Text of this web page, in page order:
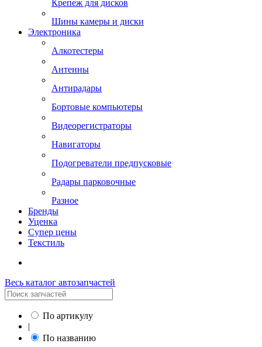
Крепеж для дисков
Шины камеры и диски
Электроника
Алкотестеры
Антенны
Антирадары
Бортовые компьютеры
Видеорегистраторы
Навигаторы
Подогреватели предпусковые
Радары парковочные
Разное
Бренды
Уценка
Супер цены
Текстиль
Весь каталог автозапчастей
По артикулу
|
По названию